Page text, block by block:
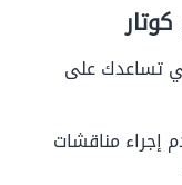
تساعدك على
إجراء مناقشات